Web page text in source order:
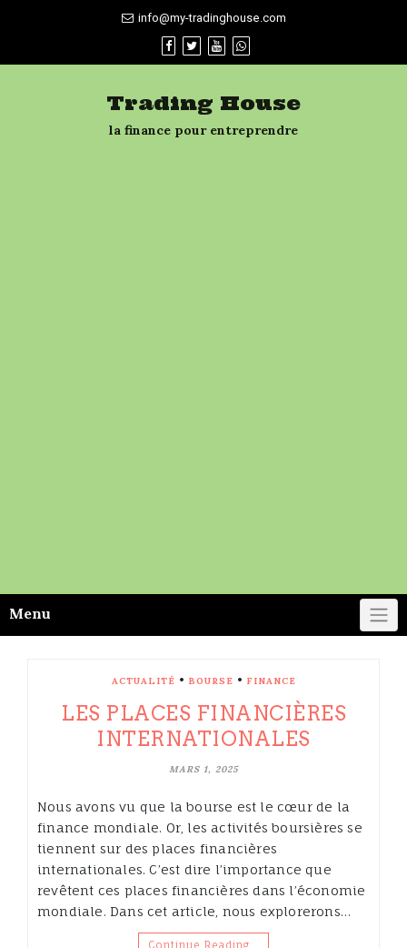
info@my-tradinghouse.com
Trading House
la finance pour entreprendre
Menu
ACTUALITÉ • BOURSE • FINANCE
LES PLACES FINANCIÈRES
INTERNATIONALES
MARS 1, 2025
Nous avons vu que la bourse est le cœur de la
finance mondiale. Or, les activités boursières se
tiennent sur des places financières
internationales. C’est dire l’importance que
revêtent ces places financières dans l’économie
mondiale. Dans cet article, nous explorerons…
Continue Reading…